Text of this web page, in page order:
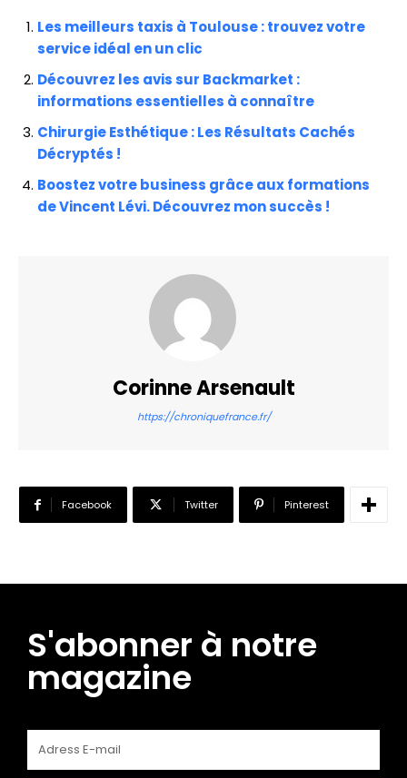
Les meilleurs taxis à Toulouse : trouvez votre
service idéal en un clic
Découvrez les avis sur Backmarket :
informations essentielles à connaître
Chirurgie Esthétique : Les Résultats Cachés
Décryptés !
Boostez votre business grâce aux formations
de Vincent Lévi. Découvrez mon succès !
Corinne Arsenault
https://chroniquefrance.fr/
Facebook Twitter Pinterest
S'abonner à notre
magazine